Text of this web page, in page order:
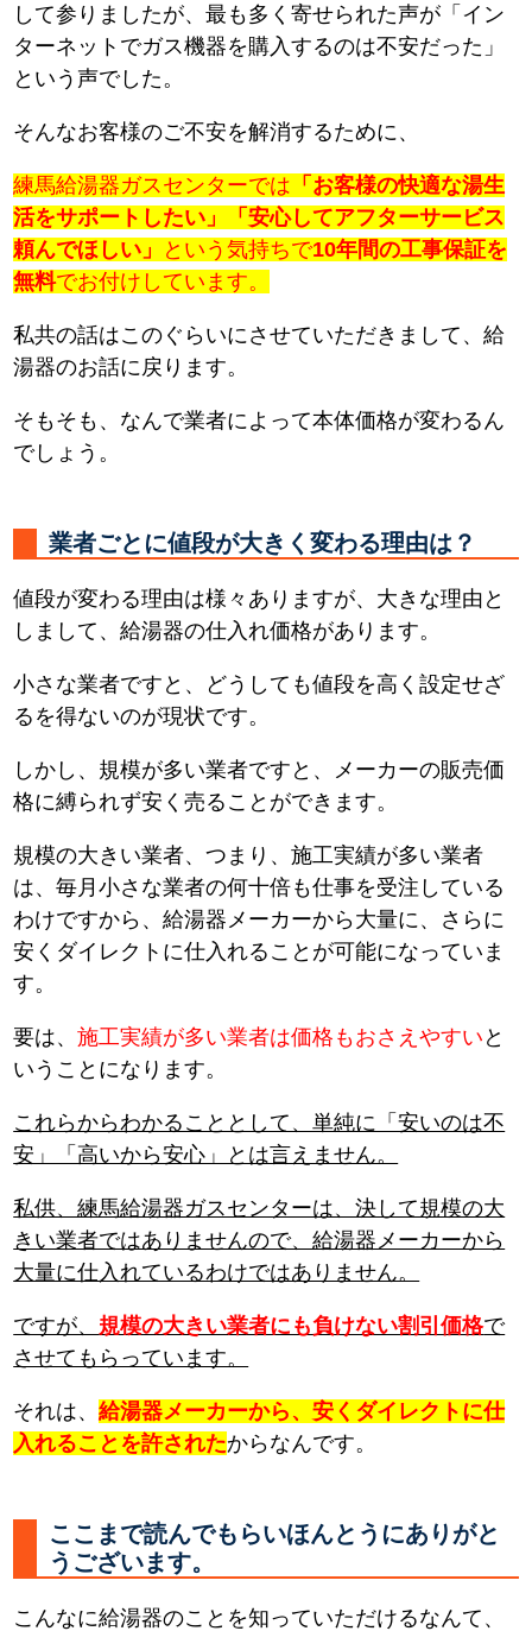
して参りましたが、最も多く寄せられた声が「イン
ターネットでガス機器を購入するのは不安だった」
という声でした。
そんなお客様のご不安を解消するために、
練馬給湯器ガスセンターでは 「お客様の快適な湯生
活をサポートしたい」「安心してアフターサービス
頼んでほしい」
という気持ちで10年間の工事保証を
無料でお付けしています。
私共の話はこのぐらいにさせていただきまして、給
湯器のお話に戻ります。
そもそも、なんで業者によって本体価格が変わるん
でしょう。
業者ごとに値段が大きく変わる理由は？
値段が変わる理由は様々ありますが、大きな理由と
しまして、給湯器の仕入れ価格があります。
小さな業者ですと、どうしても値段を高く設定せざ
るを得ないのが現状です。
しかし、規模が多い業者ですと、メーカーの販売価
格に縛られず安く売ることができます。
規模の大きい業者、つまり、施工実績が多い業者
は、毎月小さな業者の何十倍も仕事を受注している
わけですから、給湯器メーカーから大量に、さらに
安くダイレクトに仕入れることが可能になっていま
す。
要は、施工実績が多い業者は価格もおさえやすい と
いうことになります。
これらからわかることとして、単純に「安いのは不
安」「高いから安心」とは言えません。
私供、練馬給湯器ガスセンターは、決して規模の大
きい業者ではありませんので、給湯器メーカーから
大量に仕入れているわけではありません。
ですが、 規模の大きい業者にも負けない割引価格で
させてもらっています。
それは、給湯器メーカーから、安くダイレクトに仕
入れることを許されたからなんです。
ここまで読んでもらいほんとうにありがと
うございます。
こんなに給湯器のことを知っていただけるなんて、